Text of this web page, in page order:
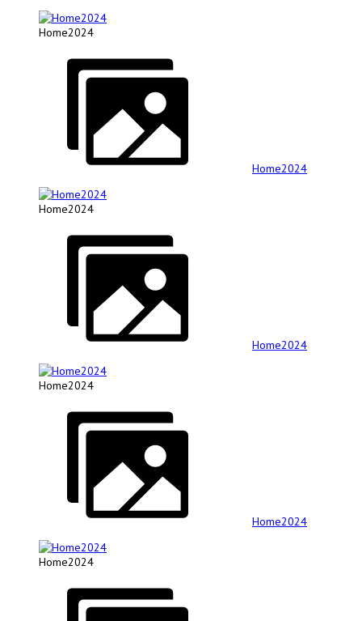
Home2024
Home2024
Home2024
Home2024
Home2024
Home2024
Home2024